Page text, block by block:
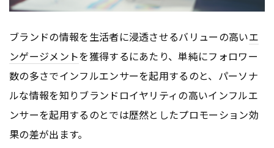
ブランドの情報を生活者に浸透させるバリューの高いエ
ンゲージメントを獲得するにあたり、単純にフォロワー
数の多さでインフルエンサーを起用するのと、パーソナ
ルな情報を知りブランドロイヤリティの高いインフルエ
ンサーを起用するのとでは歴然としたプロモーション効
果の差が出ます。